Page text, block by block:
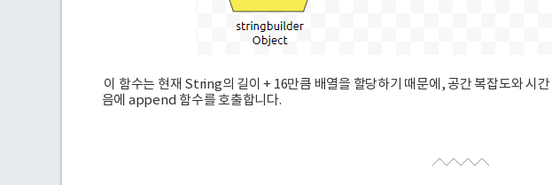
이 함수는 현재 String의 길이 + 16만큼 배열을 할당하기 때문에, 공간 복잡도와 시
음에 append 함수를 호출합니다.